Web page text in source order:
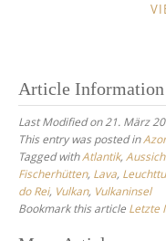
Article Information
Last Modified on 21. März
This entry was posted in
Tagged withAtlantik,
Fischerhütten, Lava,
do Rei, Vulkan, Vulkaninsel
Bookmark this article Letzte